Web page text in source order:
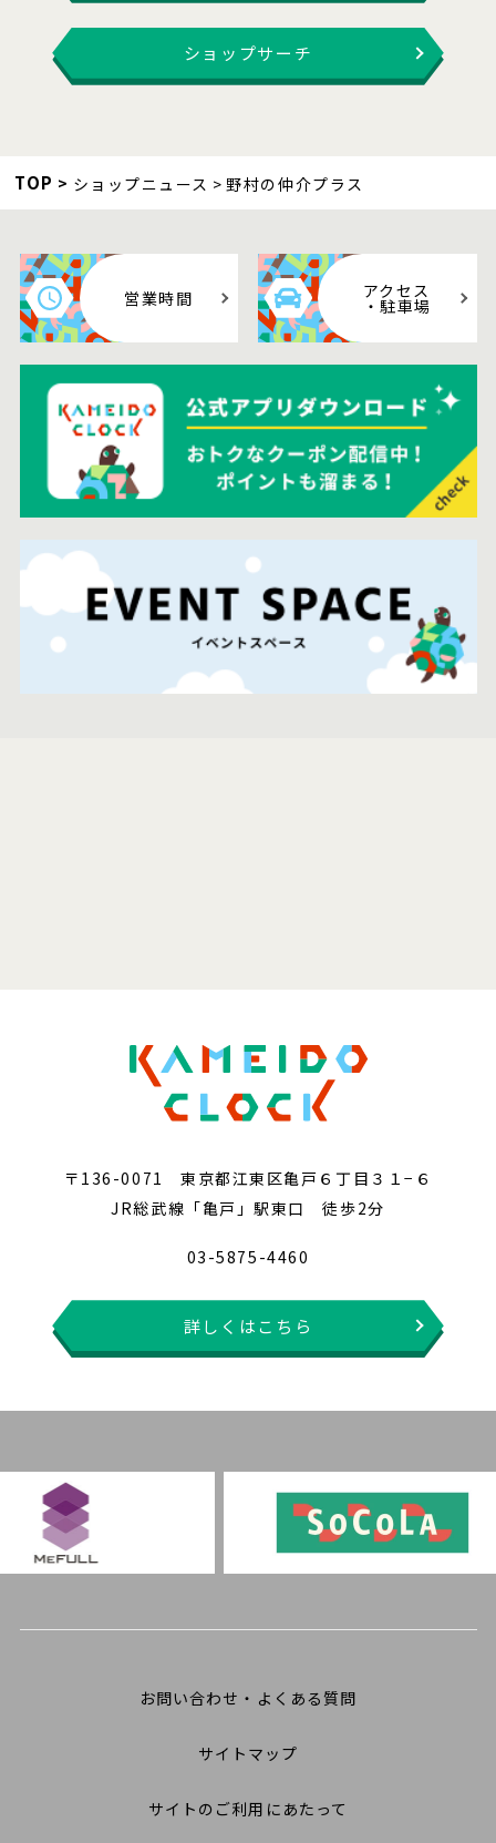
ショップサーチ
TOP ショップニュース 野村の仲介プラス
営業時間 アクセス
・駐車場
〒136-0071 東京都江東区亀戸６丁目３１−６
JR総武線「亀戸」駅東口 徒歩2分
03-5875-4460
詳しくはこちら
お問い合わせ・よくある質問
サイトマップ
サイトのご利用にあたって